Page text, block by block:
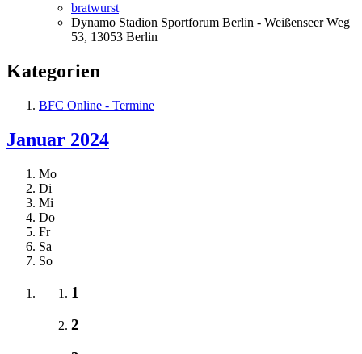
bratwurst
Dynamo Stadion Sportforum Berlin - Weißenseer Weg
53, 13053 Berlin
Kategorien
BFC Online - Termine
Januar 2024
Mo
Di
Mi
Do
Fr
Sa
So
1
2